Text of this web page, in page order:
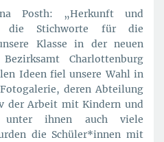
Posth: „Herkunft und
die Stichworte für die
Klasse in der neuen
Charlottenburg
Ideen fiel unsere Wahl in
deren Abteilung
der Arbeit mit Kindern und
unter ihnen auch viele
die Schüler*innen mit